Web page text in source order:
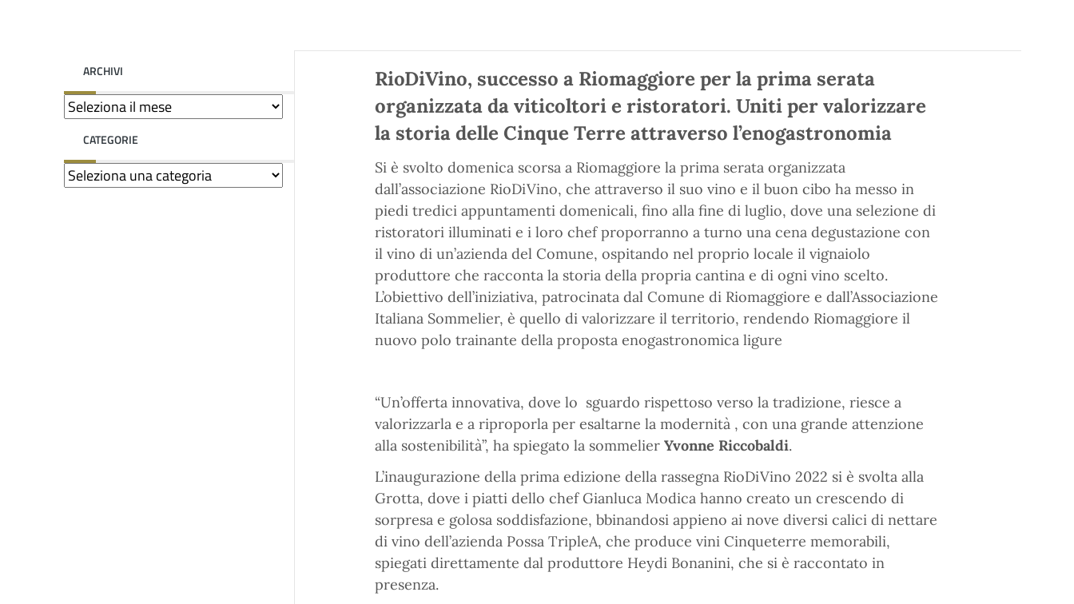
ARCHIVI
CATEGORIE
RioDiVino, successo a Riomaggiore per la prima serata
organizzata da viticoltori e ristoratori. Uniti per valorizzare
la storia delle Cinque Terre attraverso l’enogastronomia
Si è svolto domenica scorsa a Riomaggiore la prima serata organizzata
dall’associazione RioDiVino, che attraverso il suo vino e il buon cibo ha messo in
piedi tredici appuntamenti domenicali, fino alla fine di luglio, dove una selezione di
ristoratori illuminati e i loro chef proporranno a turno una cena degustazione con
il vino di un’azienda del Comune, ospitando nel proprio locale il vignaiolo
produttore che racconta la storia della propria cantina e di ogni vino scelto.
L’obiettivo dell’iniziativa, patrocinata dal Comune di Riomaggiore e dall’Associazione
Italiana Sommelier, è quello di valorizzare il territorio, rendendo Riomaggiore il
nuovo polo trainante della proposta enogastronomica ligure
“Un’offerta innovativa, dove lo sguardo rispettoso verso la tradizione, riesce a
valorizzarla e a riproporla per esaltarne la modernità , con una grande attenzione
alla sostenibilità”, ha spiegato la sommelier Yvonne Riccobaldi.
L’inaugurazione della prima edizione della rassegna RioDiVino 2022 si è svolta alla
Grotta, dove i piatti dello chef Gianluca Modica hanno creato un crescendo di
sorpresa e golosa soddisfazione, bbinandosi appieno ai nove diversi calici di nettare
di vino dell’azienda Possa TripleA, che produce vini Cinqueterre memorabili,
spiegati direttamente dal produttore Heydi Bonanini, che si è raccontato in
presenza.